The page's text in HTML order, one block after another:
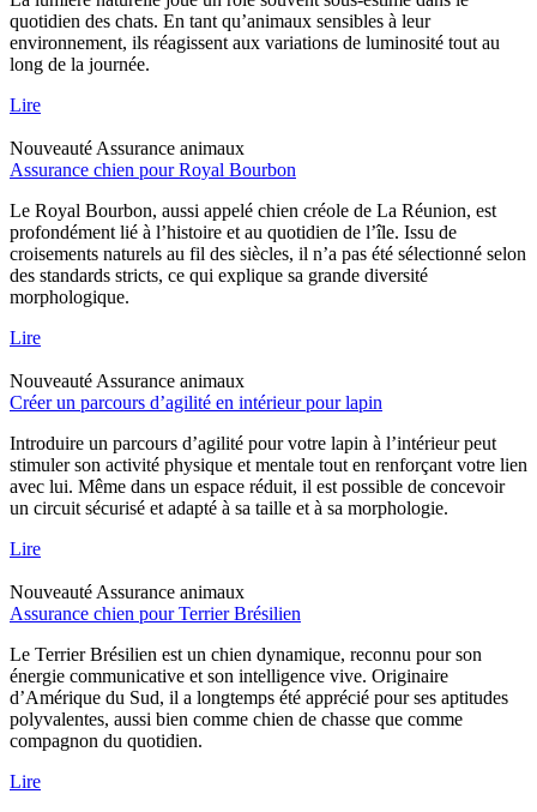
quotidien des chats. En tant qu’animaux sensibles à leur
environnement, ils réagissent aux variations de luminosité tout au
long de la journée.
Lire
Nouveauté Assurance animaux
Assurance chien pour Royal Bourbon
Le Royal Bourbon, aussi appelé chien créole de La Réunion, est
profondément lié à l’histoire et au quotidien de l’île. Issu de
croisements naturels au fil des siècles, il n’a pas été sélectionné selon
des standards stricts, ce qui explique sa grande diversité
morphologique.
Lire
Nouveauté Assurance animaux
Créer un parcours d’agilité en intérieur pour lapin
Introduire un parcours d’agilité pour votre lapin à l’intérieur peut
stimuler son activité physique et mentale tout en renforçant votre lien
avec lui. Même dans un espace réduit, il est possible de concevoir
un circuit sécurisé et adapté à sa taille et à sa morphologie.
Lire
Nouveauté Assurance animaux
Assurance chien pour Terrier Brésilien
Le Terrier Brésilien est un chien dynamique, reconnu pour son
énergie communicative et son intelligence vive. Originaire
d’Amérique du Sud, il a longtemps été apprécié pour ses aptitudes
polyvalentes, aussi bien comme chien de chasse que comme
compagnon du quotidien.
Lire